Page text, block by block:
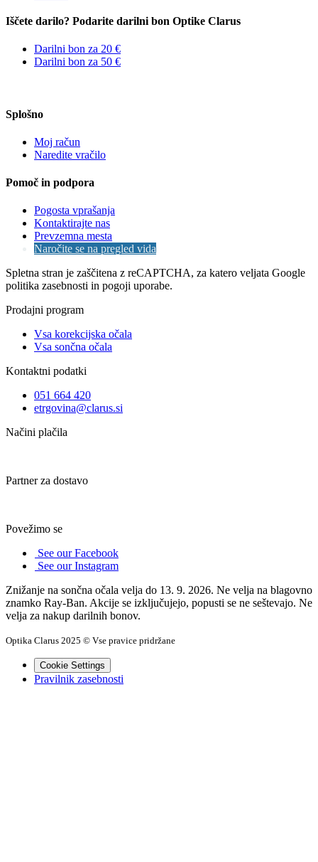
Iščete darilo? Podarite darilni bon Optike Clarus
Darilni bon za 20 €
Darilni bon za 50 €
Splošno
Moj račun
Naredite vračilo
Pomoč in podpora
Pogosta vprašanja
Kontaktirajte nas
Prevzemna mesta
Naročite se na pregled vida
Spletna stran je zaščitena z reCAPTCHA, za katero veljata Google
politika zasebnosti in pogoji uporabe.
Prodajni program
Vsa korekcijska očala
Vsa sončna očala
Kontaktni podatki
051 664 420
etrgovina@clarus.si
Načini plačila
Partner za dostavo
Povežimo se
See our Facebook
See our Instagram
Znižanje na sončna očala velja do 13. 9. 2026. Ne velja na blagovno
znamko Ray-Ban. Akcije se izključujejo, popusti se ne seštevajo. Ne
velja za nakup darilnih bonov.
Optika Clarus 2025 © Vse pravice pridržane
Cookie Settings
Pravilnik zasebnosti